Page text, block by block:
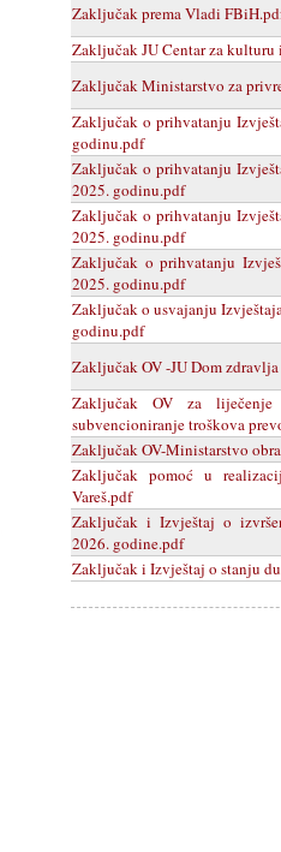
Zaključak prema Vladi
Zaključak JU Centar za
Zaključak Ministarstvo za
Zaključak o prihvatanju
godinu.pdf
Zaključak o prihvatanju
2025. godinu.pdf
Zaključak o prihvatanju
2025. godinu.pdf
Zaključak o prihvatanju
2025. godinu.pdf
Zaključak o usvajanju
godinu.pdf
Zaključak OV -JU Dom zdravlja
Zaključak OV za
subvencioniranje troškova
Zaključak OV-Ministarstvo
Zaključak pomoć u
Vareš.pdf
Zaključak i Izvještaj o
2026. godine.pdf
Zaključak i Izvještaj o stanju